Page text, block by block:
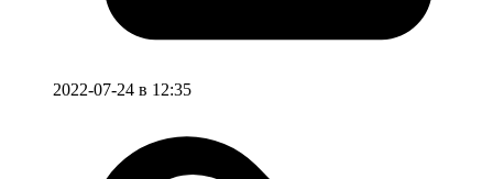
2022-07-24 в 12:35